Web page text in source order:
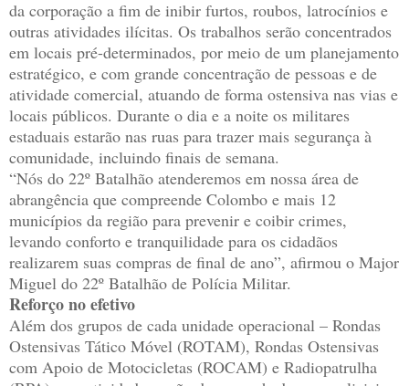
da corporação a fim de inibir furtos, roubos, latrocínios e
outras atividades ilícitas. Os trabalhos serão concentrados
em locais pré-determinados, por meio de um planejamento
estratégico, e com grande concentração de pessoas e de
atividade comercial, atuando de forma ostensiva nas vias e
locais públicos. Durante o dia e a noite os militares
estaduais estarão nas ruas para trazer mais segurança à
comunidade, incluindo finais de semana.
“Nós do 22º Batalhão atenderemos em nossa área de
abrangência que compreende Colombo e mais 12
municípios da região para prevenir e coibir crimes,
levando conforto e tranquilidade para os cidadãos
realizarem suas compras de final de ano”, afirmou o Major
Miguel do 22º Batalhão de Polícia Militar.
Reforço no efetivo
Além dos grupos de cada unidade operacional – Rondas
Ostensivas Tático Móvel (ROTAM), Rondas Ostensivas
com Apoio de Motocicletas (ROCAM) e Radiopatrulha